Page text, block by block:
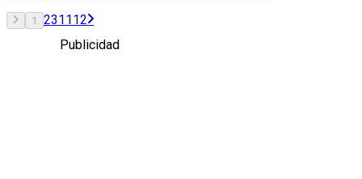
1 231112
Publicidad